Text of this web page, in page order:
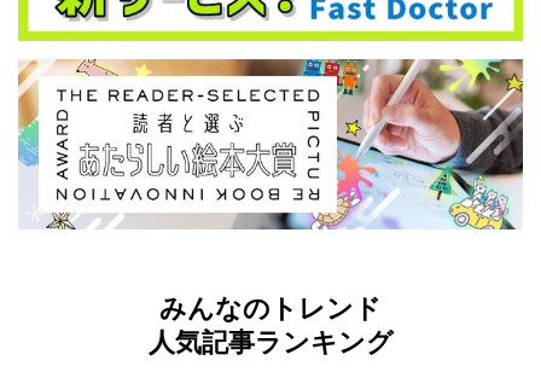
みんなのトレンド
人気記事ランキング